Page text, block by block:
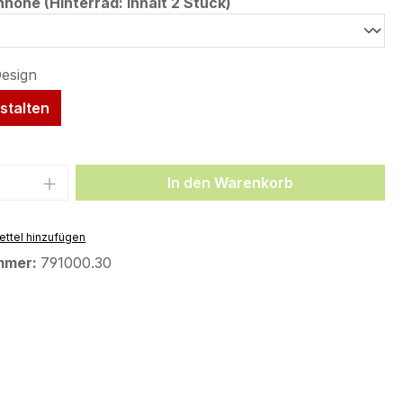
Anzahl: Gib den gewünschten Wert
In den Warenkorb
hinzufügen
791000.30